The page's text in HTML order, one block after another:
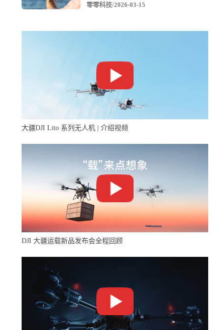
坐标参照框架：CTRF2000
飞行参数
应用场景广泛
少数能在120米以上飞行的激光雷达
稳定性好，安装在md4-3000无人机上
零零科技/2026-03-15
大疆DJI Lito 系列无人机 | 介绍视频
DJI 大疆运载新品发布会全程回顾